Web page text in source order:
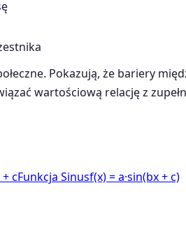
Pokazują, że bariery
wartościową relację z
cFunkcja Sinusf(x) = a·sin(bx + c)